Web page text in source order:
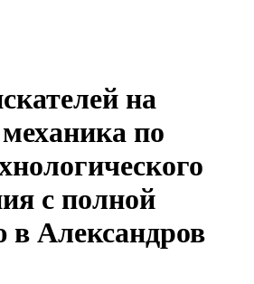
на
по
с полной
в Александров